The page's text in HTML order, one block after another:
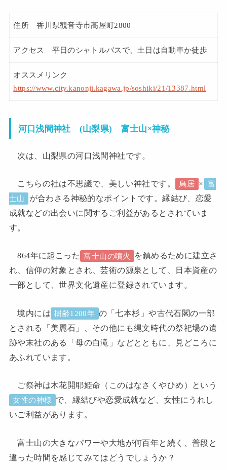
住所 香川県観音寺市高屋町2800
アクセス 平日のシャトルバスで、土日は自動車か徒歩
オススメリンク
https://www.city.kanonji.kagawa.jp/soshiki/21/13387.html
河口浅間神社 (山梨県) 富士山×神秘
次は、山梨県の河口浅間神社です。
こちらの社は不思議で、美しい神社です。 鳥居 ×
富
士山
が合わさる神秘的なポイントです。縁結び、恋愛
成就などの出会いに関するご利益があるとされていま
す。
864年に起こった 富士山の噴火
を鎮めるために建立さ
れ、信仰の対象とされ、芸術の源泉として、日本資産の
一部として、世界文化遺産に登録されています。
境内には 樹齢1200年 の「七本杉」や古代石閣の一部
とされる「美麗石」、その他にも縄文時代の祭祀場の遺
跡や末社のある「母の白滝」などとともに、見どころに
あふれています。
ご祭神は木花開耶姫命（このはなさくやひめ）という
女性の神様
で、縁結びや恋愛成就など、女性にうれし
いご利益があります。
富士山の大きなパワーや大地が何百年と続く、普段と
違った時間を感じてみてはどうでしょうか？